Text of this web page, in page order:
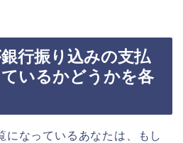
行振り込みの支払
いるかどうかを各
になっているあなたは、もし